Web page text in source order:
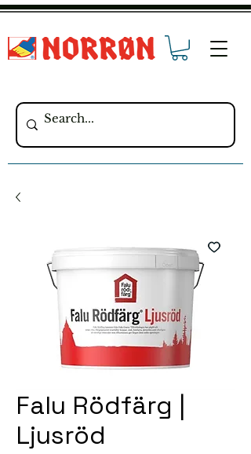
Falu Rödfärg |
Ljusröd